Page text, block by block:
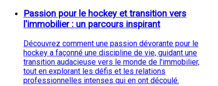
Passion pour le hockey et transition vers
l'immobilier : un parcours inspirant
Découvrez comment une passion dévorante pour le
hockey a façonné une discipline de vie, guidant une
transition audacieuse vers le monde de l'immobilier,
tout en explorant les défis et les relations
professionnelles intenses qui en ont découlé.